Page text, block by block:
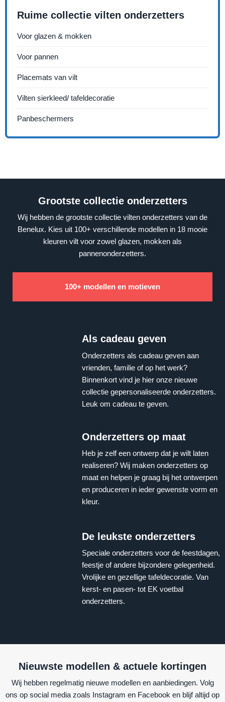
Ruime collectie vilten onderzetters
Voor glazen & mokken
Voor pannen
Placemats van vilt
Vilten sierkleed/ tafeldecoratie
Panbeschermers
Grootste collectie onderzetters
Wij hebben de grootste collectie vilten onderzetters van de
Benelux. Kies uit 100+ verschillende modellen in 18 mooie
kleuren vilt voor zowel glazen, mokken als
pannenonderzetters.
100+ modellen en motieven
Als cadeau geven
Onderzetters als cadeau geven aan
vrienden, familie of op het werk?
Binnenkort vind je hier onze nieuwe
collectie gepersonaliseerde onderzetters.
Leuk om cadeau te geven.
Onderzetters op maat
Heb je zelf een ontwerp dat je wilt laten
realiseren? Wij maken onderzetters op
maat en helpen je graag bij het ontwerpen
en produceren in ieder gewenste vorm en
kleur.
De leukste onderzetters
Speciale onderzetters voor de feestdagen,
feestje of andere bijzondere gelegenheid.
Vrolijke en gezellige tafeldecoratie. Van
kerst- en pasen- tot EK voetbal
onderzetters.
Nieuwste modellen & actuele kortingen
Wij hebben regelmatig nieuwe modellen en aanbiedingen. Volg
ons op social media zoals Instagram en Facebook en blijf altijd op